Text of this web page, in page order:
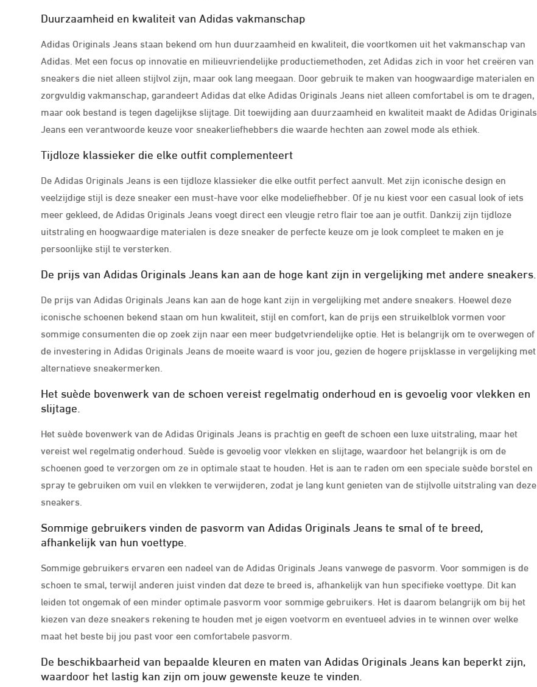
Duurzaamheid en kwaliteit van Adidas vakmanschap
Adidas Originals Jeans staan bekend om hun duurzaamheid en kwaliteit, die voortkomen uit het vakmanschap van
Adidas. Met een focus op innovatie en milieuvriendelijke productiemethoden, zet Adidas zich in voor het creëren van
sneakers die niet alleen stijlvol zijn, maar ook lang meegaan. Door gebruik te maken van hoogwaardige materialen en
zorgvuldig vakmanschap, garandeert Adidas dat elke Adidas Originals Jeans niet alleen comfortabel is om te dragen,
maar ook bestand is tegen dagelijkse slijtage. Dit toewijding aan duurzaamheid en kwaliteit maakt de Adidas Originals
Jeans een verantwoorde keuze voor sneakerliefhebbers die waarde hechten aan zowel mode als ethiek.
Tijdloze klassieker die elke outfit complementeert
De Adidas Originals Jeans is een tijdloze klassieker die elke outfit perfect aanvult. Met zijn iconische design en
veelzijdige stijl is deze sneaker een must-have voor elke modeliefhebber. Of je nu kiest voor een casual look of iets
meer gekleed, de Adidas Originals Jeans voegt direct een vleugje retro flair toe aan je outfit. Dankzij zijn tijdloze
uitstraling en hoogwaardige materialen is deze sneaker de perfecte keuze om je look compleet te maken en je
persoonlijke stijl te versterken.
De prijs van Adidas Originals Jeans kan aan de hoge kant zijn in vergelijking met andere sneakers.
De prijs van Adidas Originals Jeans kan aan de hoge kant zijn in vergelijking met andere sneakers. Hoewel deze
iconische schoenen bekend staan om hun kwaliteit, stijl en comfort, kan de prijs een struikelblok vormen voor
sommige consumenten die op zoek zijn naar een meer budgetvriendelijke optie. Het is belangrijk om te overwegen of
de investering in Adidas Originals Jeans de moeite waard is voor jou, gezien de hogere prijsklasse in vergelijking met
alternatieve sneakermerken.
Het suède bovenwerk van de schoen vereist regelmatig onderhoud en is gevoelig voor vlekken en
slijtage.
Het suède bovenwerk van de Adidas Originals Jeans is prachtig en geeft de schoen een luxe uitstraling, maar het
vereist wel regelmatig onderhoud. Suède is gevoelig voor vlekken en slijtage, waardoor het belangrijk is om de
schoenen goed te verzorgen om ze in optimale staat te houden. Het is aan te raden om een speciale suède borstel en
spray te gebruiken om vuil en vlekken te verwijderen, zodat je lang kunt genieten van de stijlvolle uitstraling van deze
sneakers.
Sommige gebruikers vinden de pasvorm van Adidas Originals Jeans te smal of te breed,
afhankelijk van hun voettype.
Sommige gebruikers ervaren een nadeel van de Adidas Originals Jeans vanwege de pasvorm. Voor sommigen is de
schoen te smal, terwijl anderen juist vinden dat deze te breed is, afhankelijk van hun specifieke voettype. Dit kan
leiden tot ongemak of een minder optimale pasvorm voor sommige gebruikers. Het is daarom belangrijk om bij het
kiezen van deze sneakers rekening te houden met je eigen voetvorm en eventueel advies in te winnen over welke
maat het beste bij jou past voor een comfortabele pasvorm.
De beschikbaarheid van bepaalde kleuren en maten van Adidas Originals Jeans kan beperkt zijn,
waardoor het lastig kan zijn om jouw gewenste keuze te vinden.